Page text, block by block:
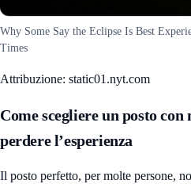
Why Some Say the Eclipse Is Best
Times
Attribuzione: static01.nyt.com
Come scegliere un posto con
perdere l’esperienza
Il posto perfetto, per molte persone,